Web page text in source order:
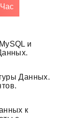
и
Данных.
к